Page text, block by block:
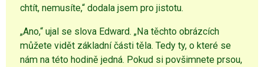
chtít, nemusíte,“ dodala jsem pro jistotu.
„Ano,“ ujal se slova Edward. „Na těchto obrázcích
můžete vidět základní části těla. Tedy ty, o které se
nám na této hodině jedná. Pokud si povšimnete prsou,